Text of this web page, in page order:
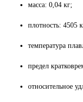
масса: 0,04 кг;
плотность: 4505
температура
предел
относительное